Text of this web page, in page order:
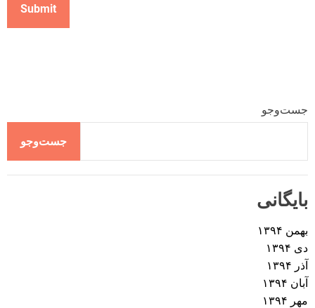
جست‌وجو
جست‌وجو
بایگانی
بهمن ۱۳۹۴
دی ۱۳۹۴
آذر ۱۳۹۴
آبان ۱۳۹۴
مهر ۱۳۹۴